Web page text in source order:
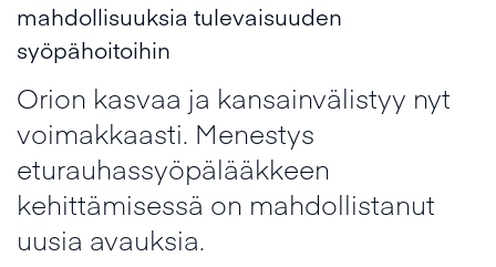
mahdollisuuksia tulevaisuuden
syöpähoitoihin
Orion kasvaa ja kansainvälistyy nyt
voimakkaasti. Menestys
eturauhassyöpälääkkeen
kehittämisessä on mahdollistanut
uusia avauksia.